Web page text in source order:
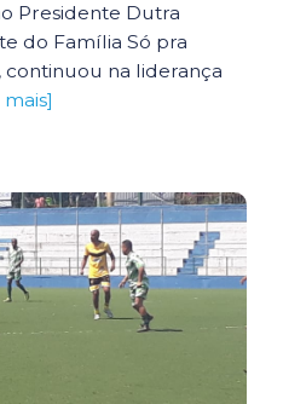
Presidente Dutra
do Família Só pra
continuou na liderança
mais]